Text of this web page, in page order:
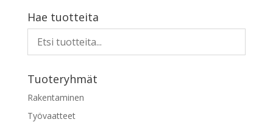
Hae tuotteita
Tuoteryhmät
Rakentaminen
Työvaatteet